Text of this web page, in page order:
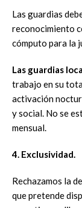
Las guardias
reconocimiento
cómputo para la
Las guardias
trabajo en su
activación
y social. No se
mensual.
4. Exclusividad.
Rechazamos la
que pretende